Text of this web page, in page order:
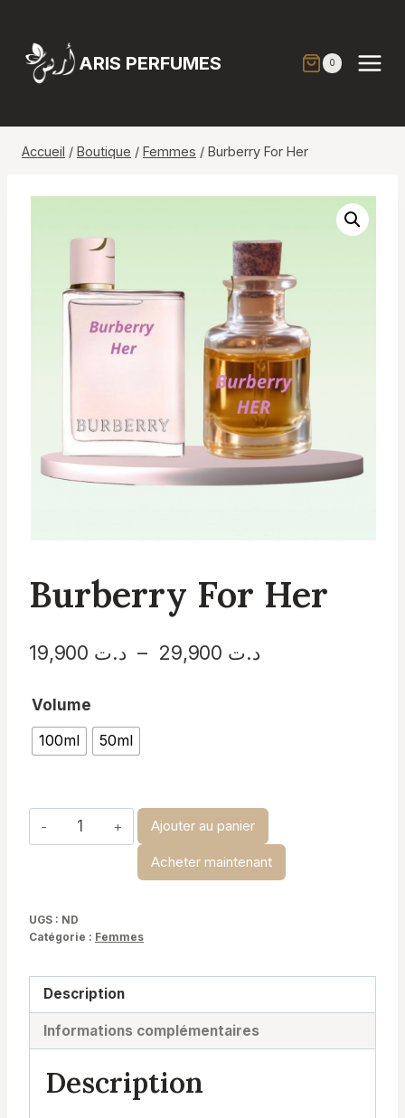
contenu
ARIS PERFUMES 0
Accueil / Boutique / Femmes / Burberry For Her
Burberry For Her
د.ت – د.تPlage
Volume
100ml
50ml
quantité
de
Her
Ajouter au panier
Acheter maintenant
UGS : ND
Catégorie : Femmes
Description
Informations complémentaires
Description